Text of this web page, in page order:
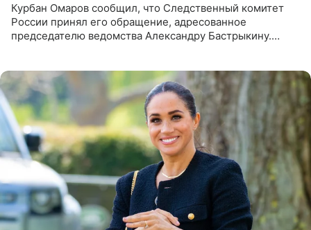
Курбан Омаров сообщил, что Следственный комитет
России принял его обращение, адресованное
председателю ведомства Александру Бастрыкину.